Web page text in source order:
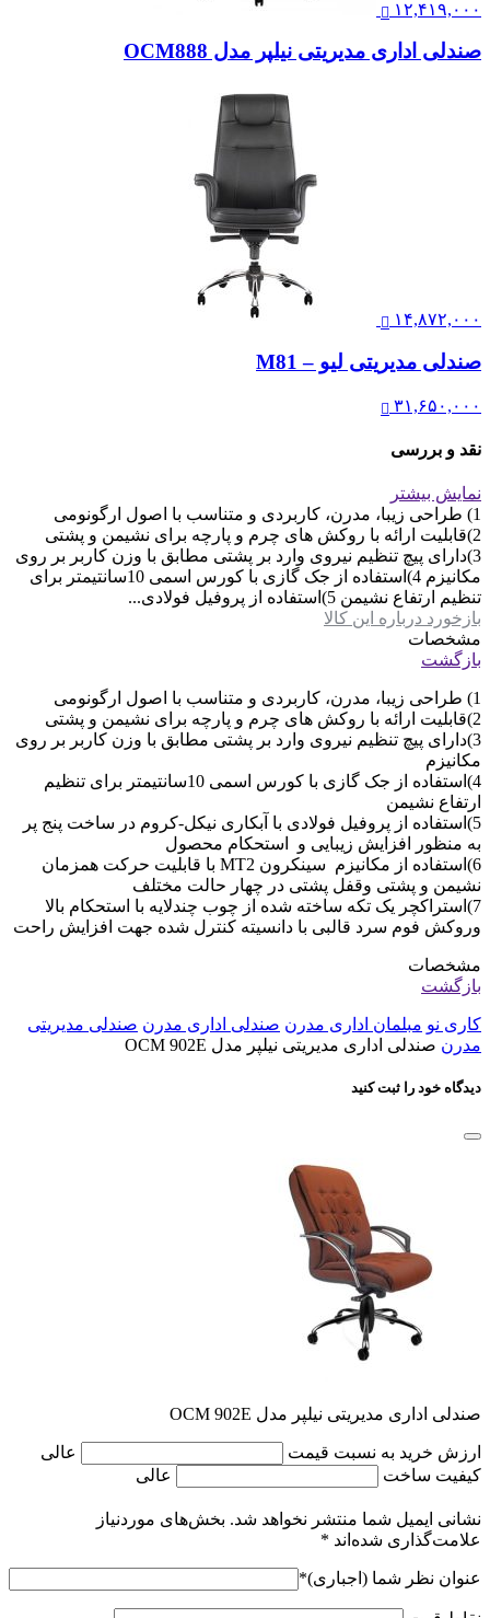
۱۲,۴۱۹,۰۰۰
صندلی اداری مدیریتی نیلپر مدل OCM888
۱۴,۸۷۲,۰۰۰
صندلی مدیریتی لیو – M81
۳۱,۶۵۰,۰۰۰
نقد و بررسی
نمایش بیشتر
1) طراحی زیبا، مدرن، کاربردی و متناسب با اصول ارگونومی
2)قابلیت ارائه با روکش های چرم و پارچه برای نشیمن و پشتی
3)دارای پیچ تنظیم نیروی وارد بر پشتی مطابق با وزن کاربر بر روی
مکانیزم 4)استفاده از جک گازی با کورس اسمی 10سانتیمتر برای
تنظیم ارتفاع نشیمن 5)استفاده از پروفیل فولادی...
بازخورد درباره این کالا
مشخصات
بازگشت
1) طراحی زیبا، مدرن، کاربردی و متناسب با اصول ارگونومی
2)قابلیت ارائه با روکش های چرم و پارچه برای نشیمن و پشتی
3)دارای پیچ تنظیم نیروی وارد بر پشتی مطابق با وزن کاربر بر روی
مکانیزم
4)استفاده از جک گازی با کورس اسمی 10سانتیمتر برای تنظیم
ارتفاع نشیمن
5)استفاده از پروفیل فولادی با آبکاری نیکل-کروم در ساخت پنج پر
به منظور افزایش زیبایی و استحکام محصول
6)استفاده از مکانیزم سینکرون MT2 با قابلیت حرکت همزمان
نشیمن و پشتی وقفل پشتی در چهار حالت مختلف
7)استراکچر یک تکه ساخته شده از چوب چندلایه با استحکام بالا
وروکش فوم سرد قالبی با دانسیته کنترل شده جهت افزایش راحت
مشخصات
بازگشت
کاری نو مبلمان اداری مدرن صندلی اداری مدرن صندلی مدیریتی
مدرن صندلی اداری مدیریتی نیلپر مدل OCM 902E
دیدگاه خود را ثبت کنید
صندلی اداری مدیریتی نیلپر مدل OCM 902E
ارزش خرید به نسبت قیمت
عالی
کیفیت ساخت
عالی
نشانی ایمیل شما منتشر نخواهد شد. بخش‌های موردنیاز
علامت‌گذاری شده‌اند *
عنوان نظر شما (اجباری)*